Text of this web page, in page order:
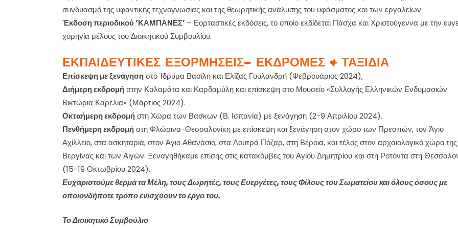
συνδυασμό της υφαντικής τεχνογνωσίας και της θεωρητικής ανάλυσης του υφάσματος και των εργαλείων.
Έκδοση περιοδικού ‘ΚΑΜΠΑΝΕΣ’ – Εορταστικές εκδόσεις, το οποίο εκδίδεται Πάσχα και Χριστούγεννα με την
χορηγία μέλους του Διοικητικού Συμβουλίου.
ΕΚΠΑΙΔΕΥΤΙΚΕΣ ΕΞΟΡΜΗΣΕΙΣ- ΕΚΔΡΟΜΕΣ & ΤΑΞΙΔΙΑ
Επίσκεψη με ξενάγησηστο Ίδρυμα Βασίλη και Ελίζας Γουλανδρή (Φεβρουάριος 2024),
Διήμερη εκδρομήστην Καλαμάτα και Καρδαμύλη και επίσκεψη στο Μουσείο «Συλλογής Ελληνικών Ενδυμασιών
Βικτώρια Καρέλια» (Μάρτιος 2024).
Οκταήμερη εκδρομήστη Χώρα των Βάσκων (Β. Ισπανία) με ξενάγηση (2-9 Απριλίου 2024).
Πενθήμερη εκδρομήστη Φλώρινα-Θεσσαλονίκη με επίσκεψη και ξενάγηση στον χώρο των Πρεσπών, τον Άγιο
Αχίλλειο, στα ασκηταριά, στον Άγιο Αθανάσιο, στα Λουτρά Πόζαρ, στη Βέροια, και τέλος στον αρχαιολογικό χώρο της
Βεργίνας και των Αιγών. Ξεναγηθήκαμε επίσης στις κατακόμβες του Αγίου Δημητρίου και στη Ροτόντα στη
(15-19 Οκτωβρίου 2024).
Ευχαριστούμε θερμά τα Μέλη, τους Δωρητές, τους Ευεργέτες, τους Φίλους του Σωματείου και όλους όσους με
οποιονδήποτε τρόπο ενισχύουν το έργο του.
Το Διοικητικό Συμβούλιο